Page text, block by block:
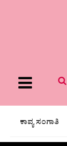
Menu
ಕಾವ್ಯ ಸಂಗಾತಿ